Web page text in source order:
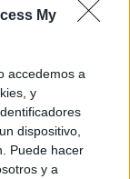
My
accedemos a
y
dispositivo,
Puede hacer
y a